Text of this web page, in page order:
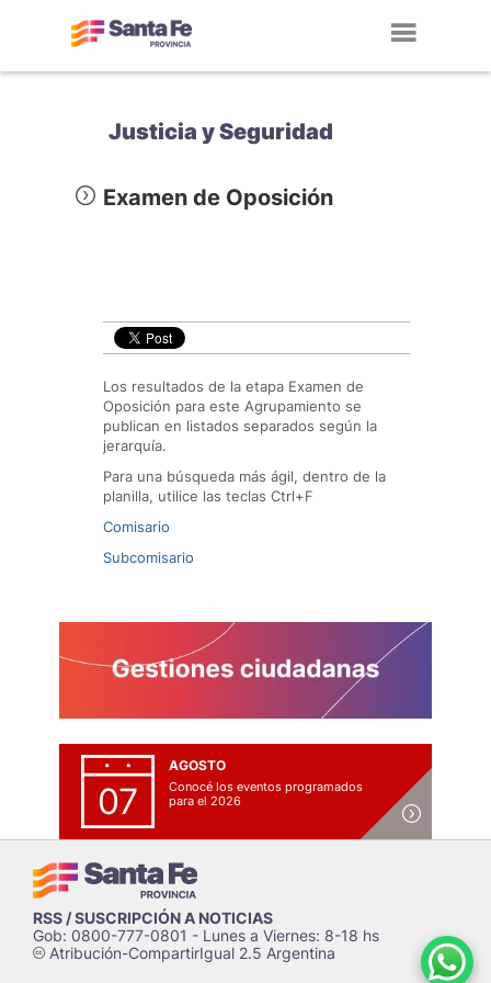
Justicia y Seguridad
Examen de Oposición
Los resultados de la etapa Examen de
Oposición para este Agrupamiento se
publican en listados separados según la
jerarquía.
Para una búsqueda más ágil, dentro de la
planilla, utilice las teclas Ctrl+F
Comisario
Subcomisario
07
AGOSTO
Conocé los eventos programados
para el 2026
RSS / SUSCRIPCIÓN A NOTICIAS
Gob: 0800-777-0801 - Lunes a Viernes: 8-18 hs
cAtribución-CompartirIgual 2.5 Argentina